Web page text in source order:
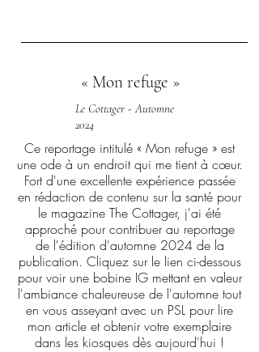
« Mon refuge »
Le Cottager - Automne
2024
Ce reportage intitulé « Mon refuge » est
une ode à un endroit qui me tient à cœur.
Fort d'une excellente expérience passée
en rédaction de contenu sur la santé pour
le magazine The Cottager, j'ai été
approché pour contribuer au reportage
de l'édition d'automne 2024 de la
publication. Cliquez sur le lien ci-dessous
pour voir une bobine IG mettant en valeur
l'ambiance chaleureuse de l'automne tout
en vous asseyant avec un PSL pour lire
mon article et obtenir votre exemplaire
dans les kiosques dès aujourd'hui !